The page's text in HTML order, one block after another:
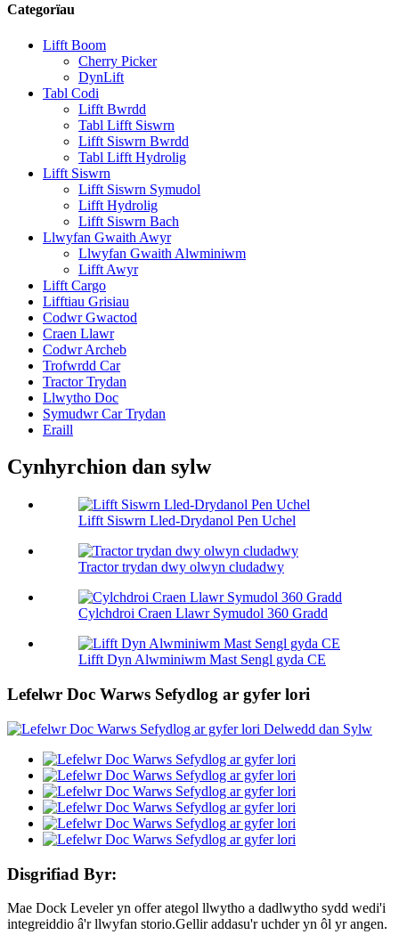
Categorïau
Lifft Boom
Cherry Picker
DynLift
Tabl Codi
Lifft Bwrdd
Tabl Lifft Siswrn
Lifft Siswrn Bwrdd
Tabl Lifft Hydrolig
Lifft Siswrn
Lifft Siswrn Symudol
Lifft Hydrolig
Lifft Siswrn Bach
Llwyfan Gwaith Awyr
Llwyfan Gwaith Alwminiwm
Lifft Awyr
Lifft Cargo
Lifftiau Grisiau
Codwr Gwactod
Craen Llawr
Codwr Archeb
Trofwrdd Car
Tractor Trydan
Llwytho Doc
Symudwr Car Trydan
Eraill
Cynhyrchion dan sylw
Lifft Siswrn Lled-Drydanol Pen Uchel
Tractor trydan dwy olwyn cludadwy
Cylchdroi Craen Llawr Symudol 360 Gradd
Lifft Dyn Alwminiwm Mast Sengl gyda CE
Lefelwr Doc Warws Sefydlog ar gyfer lori
Disgrifiad Byr:
Mae Dock Leveler yn offer ategol llwytho a dadlwytho sydd wedi'i
integreiddio â'r llwyfan storio.Gellir addasu'r uchder yn ôl yr angen.